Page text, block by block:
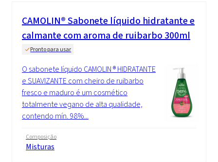
CAMOLIN® Sabonete líquido hidratante e
calmante com aroma de ruibarbo 300ml
Pronto para usar
O sabonete líquido CAMOLIN ® HIDRATANTE
e SUAVIZANTE com cheiro de ruibarbo
fresco e maduro é um cosmético
totalmente vegano de alta qualidade,
contendo mín. 98%...
Composição
Misturas